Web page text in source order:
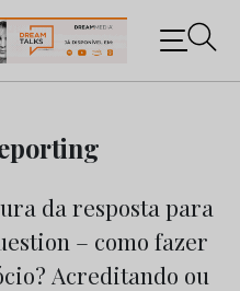
sobre os negócios do
da resposta para
– como fazer
Acreditando ou